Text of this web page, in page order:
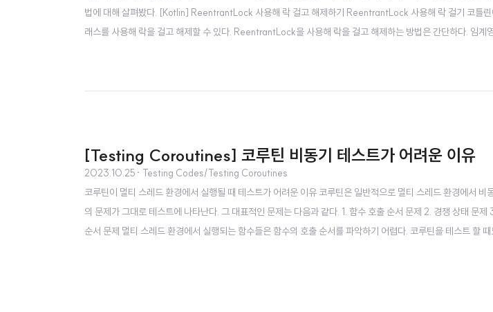
법에 대해 살펴봤다. [Kotlin] ReentrantLock 사용해 락 걸고 해제하기 ReentrantLock 사용해 락 걸기 코틀
래스를 사용해 락을 걸고 해제할 수 있다. ReentrantLock을 사용해 락을 걸고 해제하는 방법은 간단하다.
[Testing Coroutines] 코루틴 비동기 테스트가 어려운 이유
2023.10.25 · Testing Codes/Testing Coroutines
코루틴이 멀티 스레드 환경에서 실행될 때 테스트가 어려운 이유 코루틴은 일반적으로 멀티 스레드 환경에서 비
의 문제가 그대로 테스트에 나타난다. 그 대표적인 문제는 다음과 같다. 1. 함수 호출 순서 문제 2. 경쟁 상태 문
순서 문제 멀티 스레드 환경에서 실행되는 함수들은 함수의 호출 순서를 파악하기 어렵다. 코루틴을 테스트 할